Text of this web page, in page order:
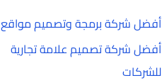
أفضل شركة برمجة وتصميم مواقع
أفضل شركة تصميم علامة تجارية
للشركات